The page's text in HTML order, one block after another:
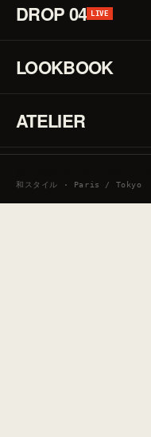
DROP 04 LIVE
LOOKBOOK
ATELIER
和スタイル · Paris / Tokyo